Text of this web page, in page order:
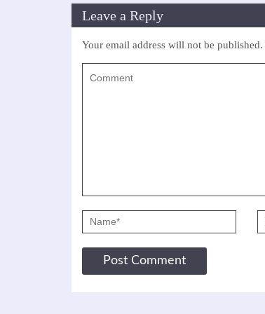
Leave a Reply
Your email address will not be published.